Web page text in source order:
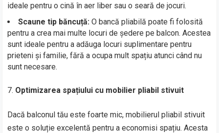
ideale pentru o cină în aer liber sau o seară de jocuri.
Scaune tip băncuță: O bancă pliabilă poate fi folosită
pentru a crea mai multe locuri de ședere pe balcon. Acestea
sunt ideale pentru a adăuga locuri suplimentare pentru
prieteni și familie, fără a ocupa mult spațiu atunci când nu
sunt necesare.
Optimizarea spațiului cu mobilier pliabil stivuit
Dacă balconul tău este foarte mic, mobilierul pliabil stivuit
este o soluție excelentă pentru a economisi spațiu. Acesta